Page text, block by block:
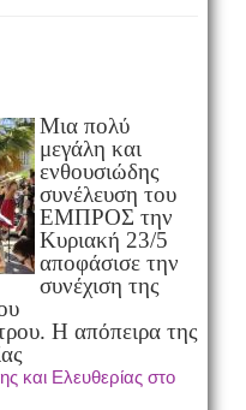
Μια πολύ
μεγάλη και
ενθουσιώδης
συνέλευση του
ΕΜΠΡΟΣ την
Κυριακή 23/5
αποφάσισε την
συνέχιση της
Η απόπειρα της
και Ελευθερίας στο